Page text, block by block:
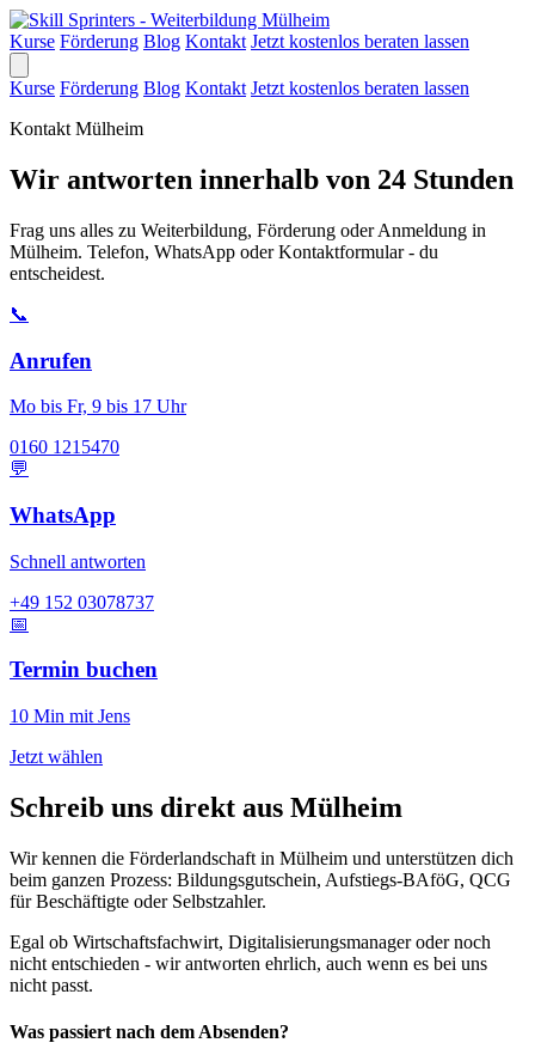
Kurse Förderung Blog Kontakt Jetzt kostenlos beraten lassen
Kurse Förderung Blog Kontakt Jetzt kostenlos beraten lassen
Kontakt Mülheim
Wir antworten innerhalb von 24 Stunden
Frag uns alles zu Weiterbildung, Förderung oder Anmeldung in
Mülheim. Telefon, WhatsApp oder Kontaktformular - du
entscheidest.
📞
Anrufen
Mo bis Fr, 9 bis 17 Uhr
0160 1215470
💬
WhatsApp
Schnell antworten
+49 152 03078737
📅
Termin buchen
10 Min mit Jens
Jetzt wählen
Schreib uns direkt aus Mülheim
Wir kennen die Förderlandschaft in Mülheim und unterstützen dich
beim ganzen Prozess: Bildungsgutschein, Aufstiegs-BAföG, QCG
für Beschäftigte oder Selbstzahler.
Egal ob Wirtschaftsfachwirt, Digitalisierungsmanager oder noch
nicht entschieden - wir antworten ehrlich, auch wenn es bei uns
nicht passt.
Was passiert nach dem Absenden?